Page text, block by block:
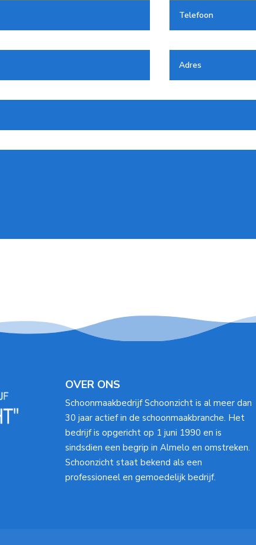
OVER ONS
Schoonmaakbedrijf Schoonzicht is al meer dan
30 jaar actief in de schoonmaakbranche. Het
bedrijf is opgericht op 1 juni 1990 en is
sindsdien een begrip in Almelo en omstreken.
Schoonzicht staat bekend als een
professioneel en gemoedelijk bedrijf.